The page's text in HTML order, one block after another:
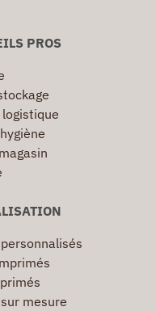
PROS
mesure